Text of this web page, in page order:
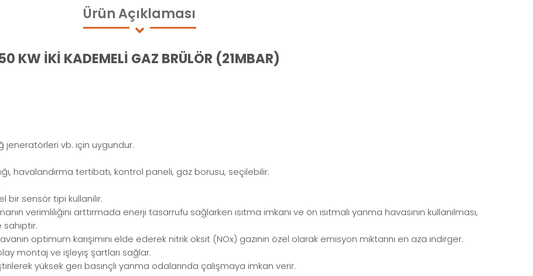
ÜrünAçıklaması
KW İKİ KADEMELİ GAZ BRÜLÖR (21MBAR)
jeneratörleri vb. için uygundur.
havalandırma tertibatı, kontrol paneli, gaz borusu, seçilebilir.
bir sensör tipi kullanılır.
verimliliğini arttırmada enerji tasarrufu sağlarken ısıtma imkanı ve ön ısıtmalı yanma havasının kullanılması,
sahiptir.
optimum karışımını elde ederek nitrik oksit (NOx) gazının özel olarak emisyon miktarını en aza indirger.
montaj ve işleyiş şartları sağlar.
yüksek geri basınçlı yanma odalarında çalışmaya imkan verir.